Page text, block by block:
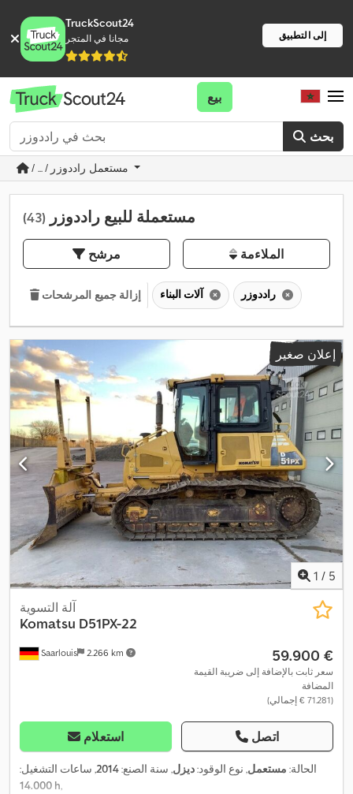
TruckScout24
مجانا في المتجر إلى التطبيق
بحث
بيع
مستعملة للبيع راددوزر (43)
مرشح الملاءمة
إزالة جميع المرشحات آلات البناء راددوزر
إعلان صغير
1 / 5
Saarlouis 2.266 km
آلة التسوية
Komatsu D51PX-22
‏59.900 €
سعر ثابت بالإضافة إلى ضريبة القيمة
المضافة
(‏71.281 € إجمالي)
استعلام اتصل
الحالة: مستعمل, نوع الوقود:ديزل, سنة الصنع:2014, ساعات التشغيل:
14.000 h,